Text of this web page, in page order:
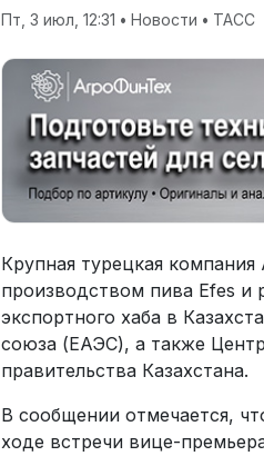
Пт, 3 июл, 12:31 • Новости • ТАСС
Крупная турецкая
производством пива Efes и
экспортного хаба в
союза (ЕАЭС), а также
правительства Казахстана.
В сообщении отмечается,
ходе встречи вице-